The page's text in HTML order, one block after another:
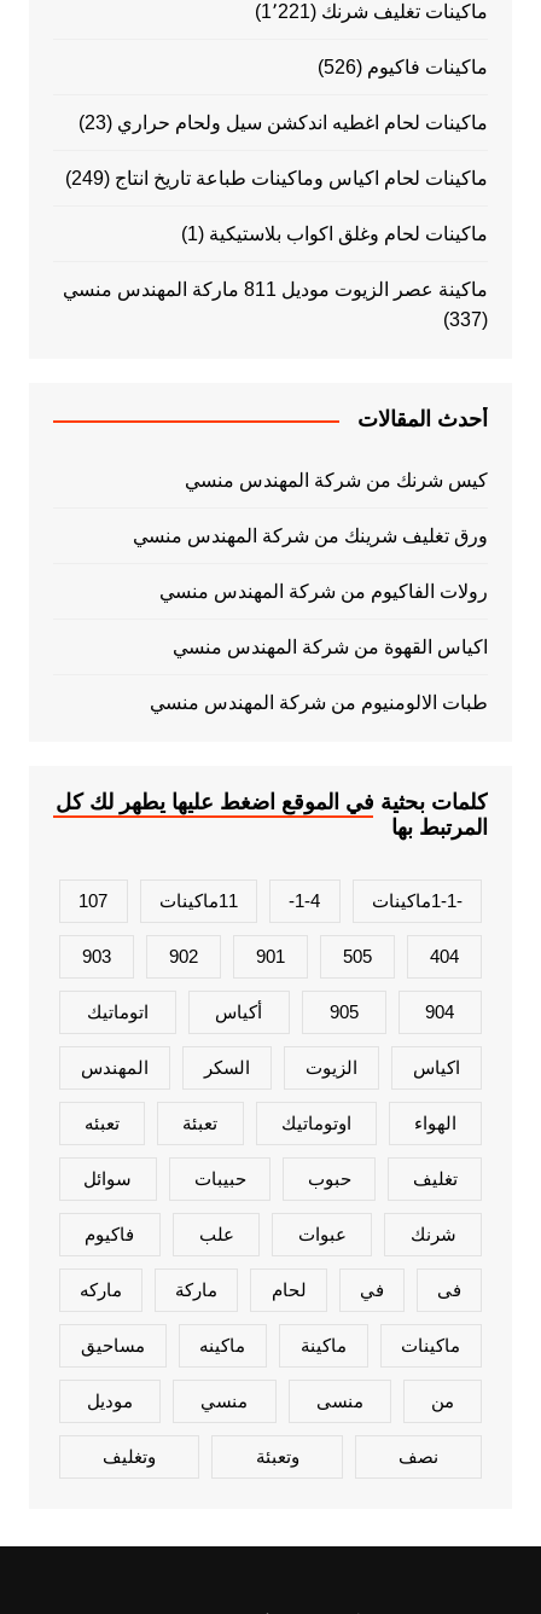
ماكينات تغليف شرنك (1٬221)
ماكينات فاكيوم (526)
ماكينات لحام اغطيه اندكشن سيل ولحام حراري (23)
ماكينات لحام اكياس وماكينات طباعة تاريخ انتاج (249)
ماكينات لحام وغلق اكواب بلاستيكية (1)
ماكينة عصر الزيوت موديل 811 ماركة المهندس منسي
(337)
أحدث المقالات
كيس شرنك من شركة المهندس منسي
ورق تغليف شرينك من شركة المهندس منسي
رولات الفاكيوم من شركة المهندس منسي
اكياس القهوة من شركة المهندس منسي
طبات الالومنيوم من شركة المهندس منسي
كلمات بحثية في الموقع اضغط عليها يطهر لك كل
المرتبط بها
-1-1ماكينات 1-4- 11ماكينات 107
404
505
901
902
903
904
905 أكياس اتوماتيك
اكياس الزيوت السكر المهندس
الهواء اوتوماتيك تعبئة تعبئه
تغليف حبوب حبيبات سوائل
شرنك عبوات علب فاكيوم
فى في لحام ماركة ماركه
ماكينات ماكينة ماكينه مساحيق
من منسى منسي موديل
نصف وتعبئة وتغليف